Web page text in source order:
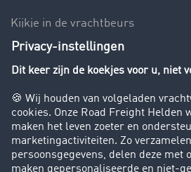
Kijkje in de vrachtbeurs
Rijverbod voor vrachtwagens
Bedrijf
Success Stories
Klanten werven klanten